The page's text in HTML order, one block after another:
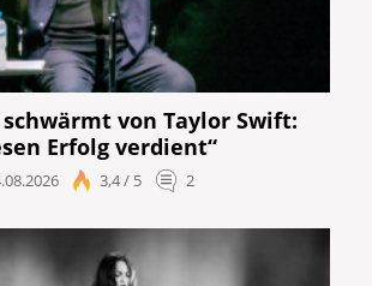
von Taylor Swift:
Erfolg verdient“
3,4 / 5 2